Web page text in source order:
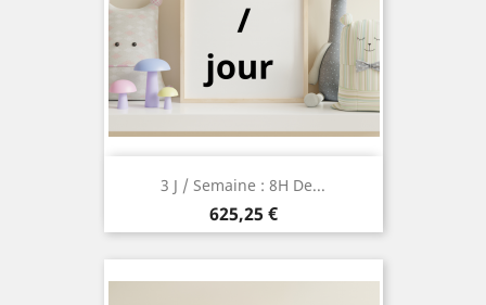
3 J / Semaine : 8H De...
Prix
625,25 €